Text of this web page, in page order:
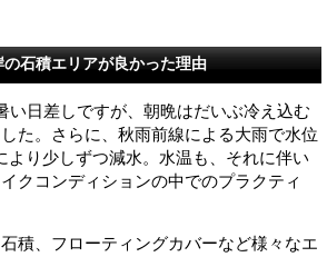
石積エリアが良かった理由
い日差しですが、朝晩はだいぶ冷え込む
た。さらに、秋雨前線による大雨で水位
より少しずつ減水。水温も、それに伴い
クコンディションの中でのプラクティ
積、フローティングカバーなど様々なエ